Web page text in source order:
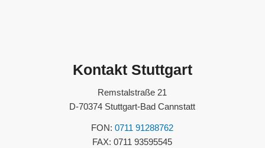
Kontakt Stuttgart
Remstalstraße 21
D-70374 Stuttgart-Bad Cannstatt
FON:0711 91288762
FAX: 0711 93595545